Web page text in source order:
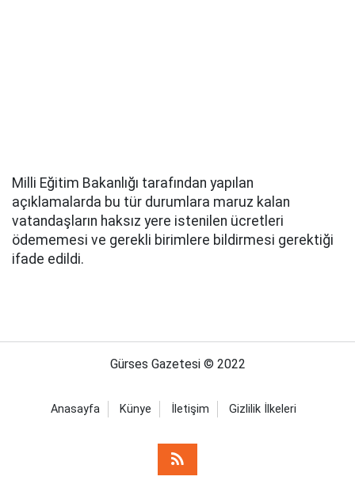
Milli Eğitim Bakanlığı tarafından yapılan
açıklamalarda bu tür durumlara maruz kalan
vatandaşların haksız yere istenilen ücretleri
ödememesi ve gerekli birimlere bildirmesi gerektiği
ifade edildi.
Gürses Gazetesi © 2022
Anasayfa Künye İletişim Gizlilik İlkeleri